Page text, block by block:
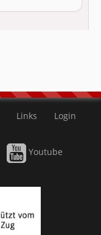
Links Login
Youtube